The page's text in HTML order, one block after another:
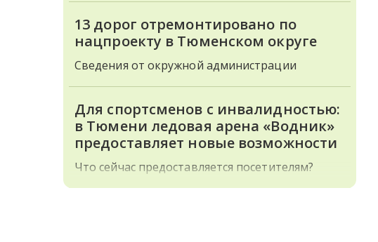
13 дорог отремонтировано по
нацпроекту в Тюменском округе
Сведения от окружной администрации
Для спортсменов с инвалидностью:
в Тюмени ледовая арена «Водник»
предоставляет новые возможности
Что сейчас предоставляется посетителям?